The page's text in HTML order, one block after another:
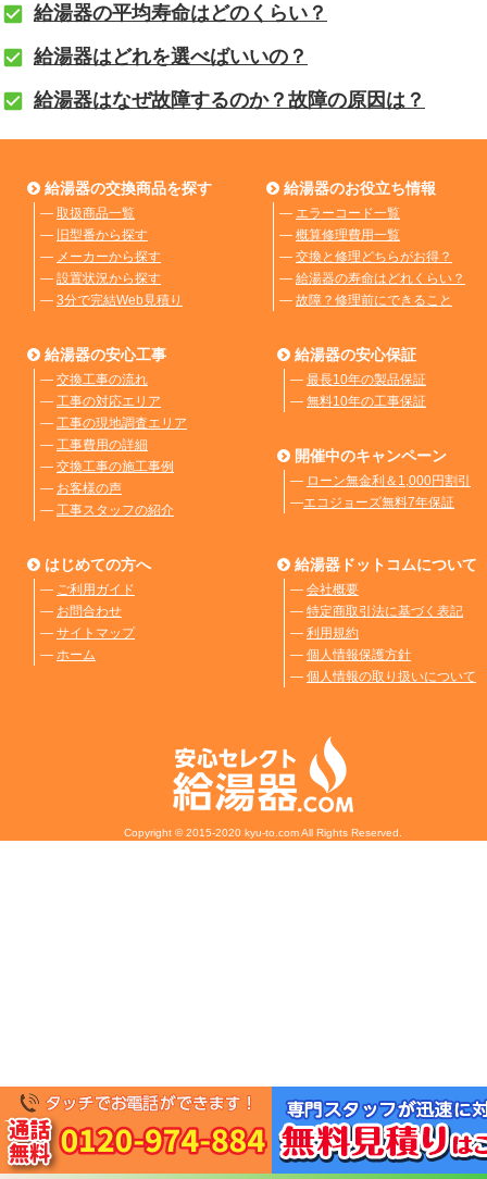
給湯器の平均寿命はどのくらい？
給湯器はどれを選べばいいの？
給湯器はなぜ故障するのか？故障の原因は？
給湯器の交換商品を探す
― 取扱商品一覧
― 旧型番から探す
― メーカーから探す
― 設置状況から探す
― 3分で完結Web見積り
給湯器のお役立ち情報
― エラーコード一覧
― 概算修理費用一覧
― 交換と修理どちらがお得？
― 給湯器の寿命はどれくらい？
― 故障？修理前にできること
給湯器の安心工事
― 交換工事の流れ
― 工事の対応エリア
― 工事の現地調査エリア
― 工事費用の詳細
― 交換工事の施工事例
― お客様の声
― 工事スタッフの紹介
給湯器の安心保証
― 最長10年の製品保証
― 無料10年の工事保証
開催中のキャンペーン
― ローン無金利＆1,000円割引
―エコジョーズ無料7年保証
はじめての方へ
― ご利用ガイド
― お問合わせ
― サイトマップ
― ホーム
給湯器ドットコムについて
― 会社概要
― 特定商取引法に基づく表記
― 利用規約
― 個人情報保護方針
― 個人情報の取り扱いについて
Copyright © 2015-2020 kyu-to.com All Rights Reserved.